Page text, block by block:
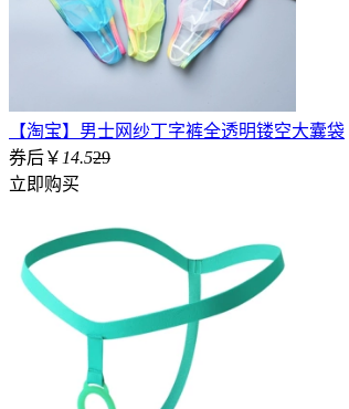
【淘宝】男士网纱丁字裤全透明镂空大囊袋
券后￥ 14.529
立即购买